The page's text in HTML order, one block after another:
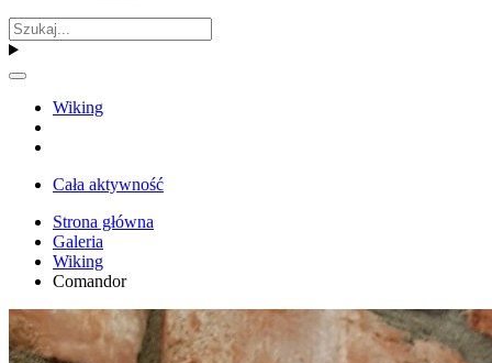
Wiking
Cała aktywność
Strona główna
Galeria
Wiking
Comandor